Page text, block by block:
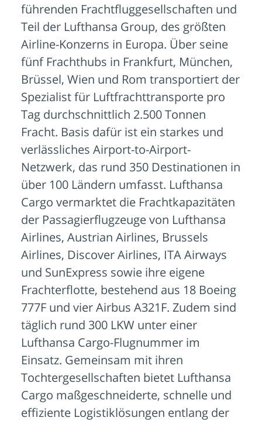
führenden Frachtfluggesellschaften und
Teil der Lufthansa Group, des größten
Airline-Konzerns in Europa. Über seine
fünf Frachthubs in Frankfurt, München,
Brüssel, Wien und Rom transportiert der
Spezialist für Luftfrachttransporte pro
Tag durchschnittlich 2.500 Tonnen
Fracht. Basis dafür ist ein starkes und
verlässliches Airport-to-Airport-
Netzwerk, das rund 350 Destinationen in
über 100 Ländern umfasst. Lufthansa
Cargo vermarktet die Frachtkapazitäten
der Passagierflugzeuge von Lufthansa
Airlines, Austrian Airlines, Brussels
Airlines, Discover Airlines, ITA Airways
und SunExpress sowie ihre eigene
Frachterflotte, bestehend aus 18 Boeing
777F und vier Airbus A321F. Zudem sind
täglich rund 300 LKW unter einer
Lufthansa Cargo-Flugnummer im
Einsatz. Gemeinsam mit ihren
Tochtergesellschaften bietet Lufthansa
Cargo maßgeschneiderte, schnelle und
effiziente Logistiklösungen entlang der